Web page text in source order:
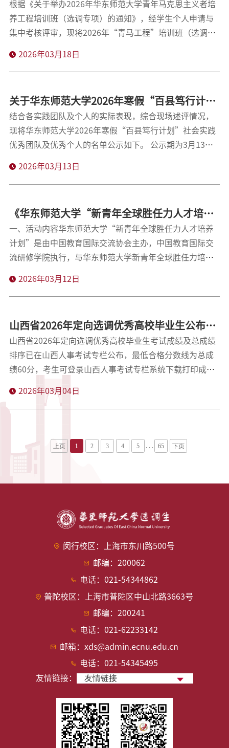
工程培训班（选调专项）自荐学员录取情况的
公示
根据《关于举办2026年华东师范大学青年马克思主义者培
养工程培训班（选调专项）的通知》，经学生个人申请与
集中考核评审，现将2026年“青马工程”培训班（选调专
员录取名单.pdf华东师范大学选调生基层服务协会2026年3
月18日
2026年03月18日
关于华东师范大学2026年寒假“百县笃行计
划”优秀团队及优秀个人的公示
结合各实践团队及个人的实际表现，综合现场述评情况，
现将华东师范大学2026年寒假“百县笃行计划”社会实践
优秀团队及优秀个人的名单公示如下。 公示期为3月13日
划”社会实践优秀个人名单》.docx 华东师范大学选调生基
层服务协会2026年3月13日
2026年03月13日
《华东师范大学“新青年全球胜任力人才培养
计划”系列训练&实践活动》2026年暑假报名
通知
一、活动内容华东师范大学“新青年全球胜任力人才培养
计划”是由中国教育国际交流协会主办，中国教育国际交
流研修学院执行，与华东师范大学新青年全球胜任力培养
大型国企、跨国公司、涉外机构、大众传媒以及政府部门
相关岗位的任职和工作能力。2026年度暑假实践活动基于
国际化人才培养的主题，围绕特色议题和特定能力培养目
标，通过海外实习实践、文化交流、外交访问、名校访学
等多种线下形式，精心策划并组织开展一系列丰富多
2026年03月12日
山西省2026年定向选调优秀高校毕业生公布成
绩等有关事宜的通知
山西省2026年定向选调优秀高校毕业生考试成绩及总成绩
排序已在山西人事考试专栏公布，最低合格分数线为总成
绩60分，考生可登录山西人事考试专栏系统下载打印成绩
生可填报志愿。考生可于2026年3月10日9:00—3月11日
18:00填报。逾期未填报的，视为放弃。2.每个考生可填报
次）、1个太原市志愿（第二批次）和1个其他市志愿（第
三批次），并明确是否服从调剂。各批次志愿在确定拟录
的省直单位志愿为平行志愿，按照“成绩优先，遵循志
2026年03月04日
上页 1 2 3 4 5 . . . 65 下页
闵行校区：上海市东川路500号
邮编：200062
电话：021-54344862
普陀校区：上海市普陀区中山北路3663号
邮编：200241
电话：021-62233142
邮箱：xds@admin.ecnu.edu.cn
电话：021-54345495
友情链接：
友情链接